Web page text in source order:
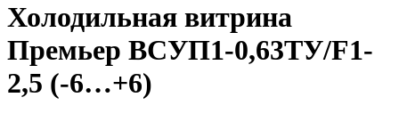
Холодильная витрина
Премьер ВСУП1-0,63ТУ/F1-
2,5 (-6…+6)